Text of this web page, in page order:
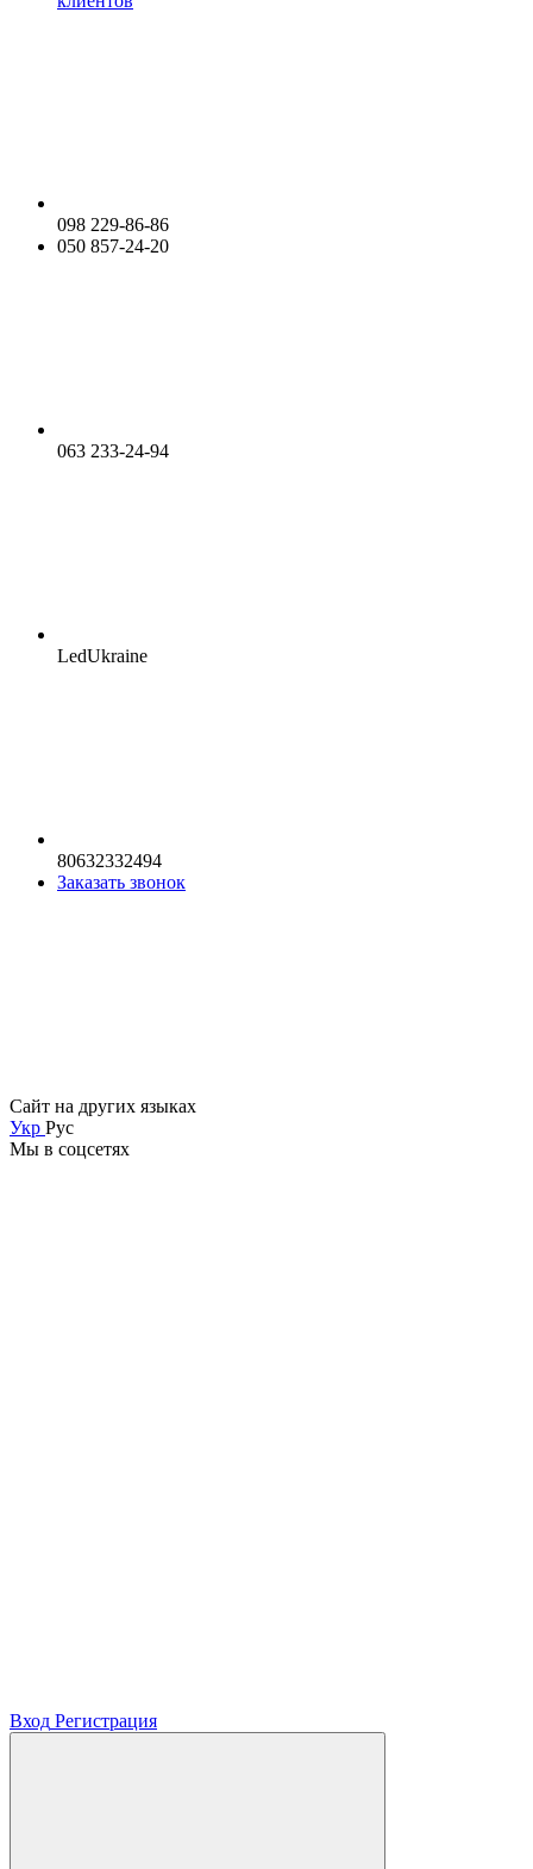
098 229-86-86
050 857-24-20
063 233-24-94
LedUkraine
80632332494
Заказать звонок
Сайт на других языках
Укр Рус
Мы в соцсетях
Вход Регистрация